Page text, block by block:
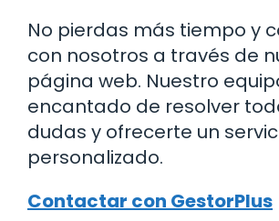
No pierdas más tiempo y
con nosotros a través de
página web. Nuestro
encantado de resolver
dudas y ofrecerte un
personalizado.
Contactar con GestorPlus